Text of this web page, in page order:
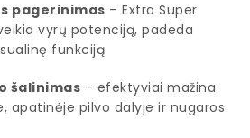
pagerinimas – Extra Super
vyrų potenciją, padeda
funkciją
šalinimas – efektyviai mažina
apatinėje pilvo dalyje ir nugaros